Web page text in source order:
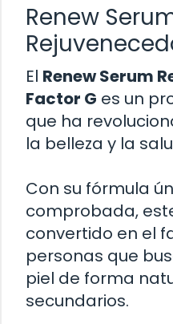
Renew
El Renew Serum
Factor G es un
que ha
la belleza y la
Con su fórmula
comprobada,
convertido en el
personas que
piel de forma
secundarios.